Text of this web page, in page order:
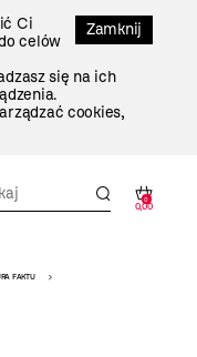
Zamknij
Ci
celów
się na ich
cookies,
0
0,00
FAKTU